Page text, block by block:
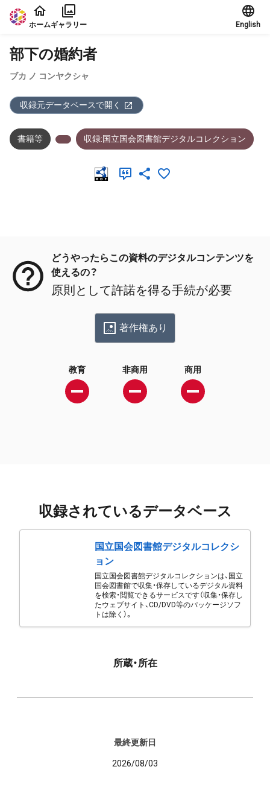
本文に飛ぶ
ホームギャラリー English
部下の婚約者
ブカ ノ コンヤクシャ
収録元データベースで開く
書籍等 収録:国立国会図書館デジタルコレクション
どうやったらこの資料のデジタルコンテンツを
使えるの？
原則として許諾を得る手続が必要
著作権あり
教育 非商用 商用
収録されているデータベース
国立国会図書館デジタルコレクシ
ョン
国立国会図書館デジタルコレクションは、国立
国会図書館で収集・保存しているデジタル資料
を検索・閲覧できるサービスです（収集・保存し
たウェブサイト、CD/DVD等のパッケージソフ
トは除く）。
所蔵・所在
最終更新日
2026/08/03